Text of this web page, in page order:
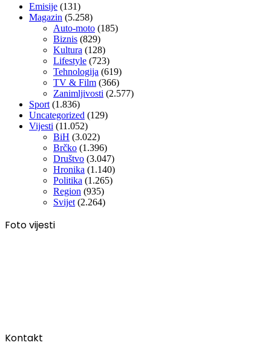
Emisije (131)
Magazin (5.258)
Auto-moto (185)
Biznis (829)
Kultura (128)
Lifestyle (723)
Tehnologija (619)
TV & Film (366)
Zanimljivosti (2.577)
Sport (1.836)
Uncategorized (129)
Vijesti (11.052)
BiH (3.022)
Brčko (1.396)
Društvo (3.047)
Hronika (1.140)
Politika (1.265)
Region (935)
Svijet (2.264)
Foto vijesti
Kontakt